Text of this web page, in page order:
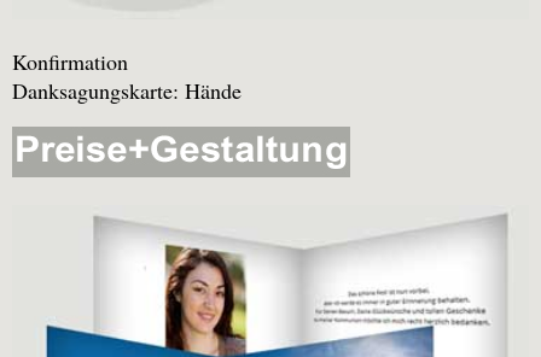
Konfirmation
Danksagungskarte: Hände